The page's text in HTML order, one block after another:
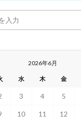
2026年6月
水 木 金
3 4 5
10 11 12